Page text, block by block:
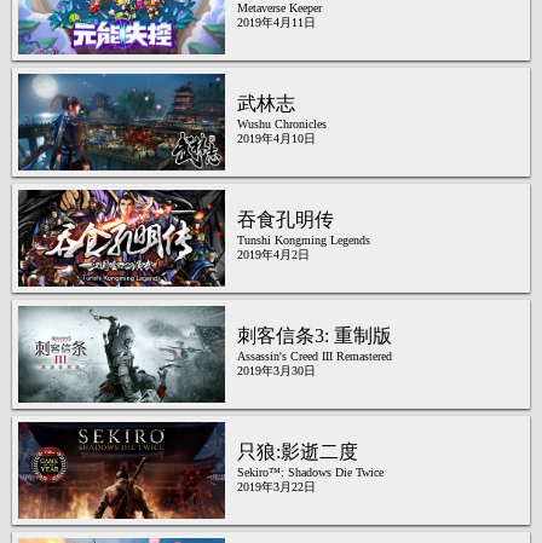
Metaverse Keeper
2019年4月11日
武林志
Wushu Chronicles
2019年4月10日
吞食孔明传
Tunshi Kongming Legends
2019年4月2日
刺客信条3: 重制版
Assassin's Creed III Remastered
2019年3月30日
只狼:影逝二度
Sekiro™: Shadows Die Twice
2019年3月22日